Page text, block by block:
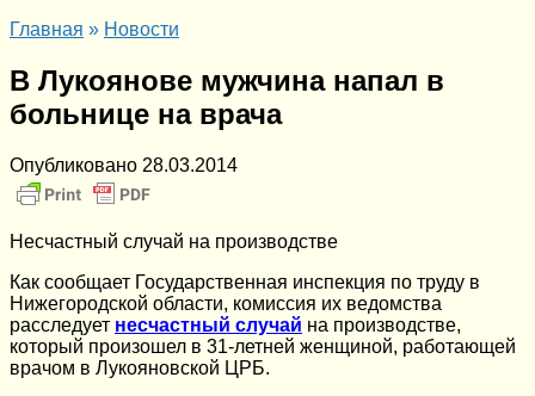
Главная » Новости
В Лукоянове мужчина напал в
больнице на врача
Опубликовано 28.03.2014
Несчастный случай на производстве
Как сообщает Государственная инспекция по труду в
Нижегородской области, комиссия их ведомства
расследует несчастный случай на производстве,
который произошел в 31-летней женщиной, работающей
врачом в Лукояновской ЦРБ.